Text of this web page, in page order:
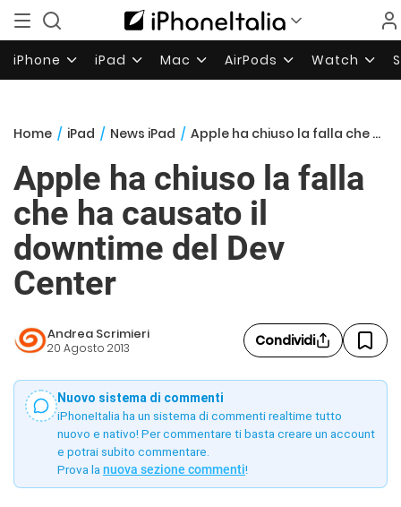
iPhone iPad Mac AirPods Watch
Home / iPad / News iPad / Apple ha chiuso la falla che ha causato il downtime del Dev Center
Apple ha chiuso la falla
che ha causato il
downtime del Dev
Center
Andrea Scrimieri
20 Agosto 2013 Condividi
Nuovo sistema di commenti
iPhoneItalia ha un sistema di commenti realtime tutto
nuovo e nativo! Per commentare ti basta creare un account
e potrai subito commentare.
Prova la nuova sezione commenti!